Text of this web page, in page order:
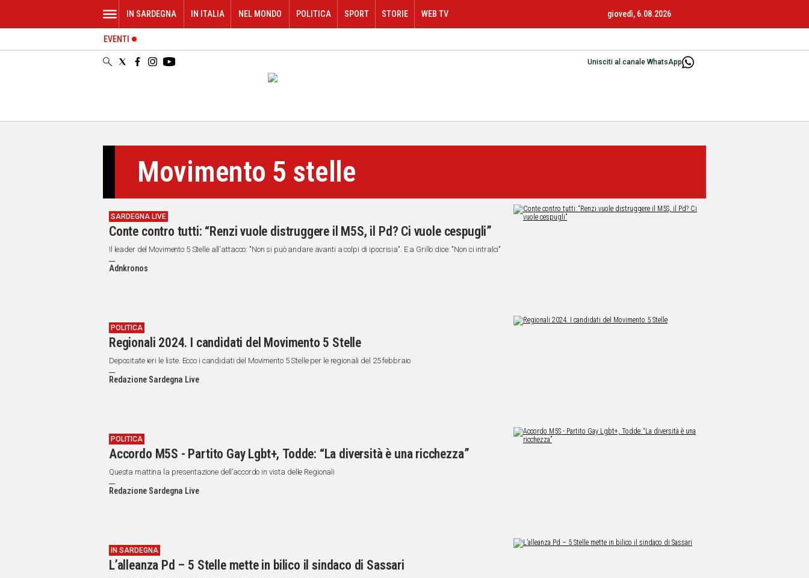
ORISTANO
Unisciti al canale WhatsApp
IN SARDEGNA IN ITALIA NEL MONDO POLITICA SPORT STORIE WEB TV giovedì, 6.08.2026
EVENTI
Movimento 5 stelle
SARDEGNA LIVE
Conte contro tutti: “Renzi vuole distruggere il M5S, il Pd? Ci vuole cespugli”
Il leader del Movimento 5 Stelle all'attacco: "Non si può andare avanti a colpi di ipocrisia". E a Grillo dice: "Non ci intralci"
Adnkronos
POLITICA
Regionali 2024. I candidati del Movimento 5 Stelle
Depositate ieri le liste. Ecco i candidati del Movimento 5 Stelle per le regionali del 25 febbraio
Redazione Sardegna Live
POLITICA
Accordo M5S - Partito Gay Lgbt+, Todde: “La diversità è una ricchezza”
Questa mattina la presentazione dell’accordo in vista delle Regionali
Redazione Sardegna Live
IN SARDEGNA
L’alleanza Pd – 5 Stelle mette in bilico il sindaco di Sassari